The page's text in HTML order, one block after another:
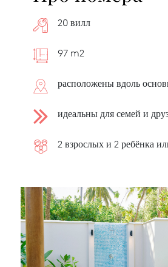
20 вилл
97 m2
расположены вдоль
идеальны для семей и
2 взрослых и 2 ребёнка